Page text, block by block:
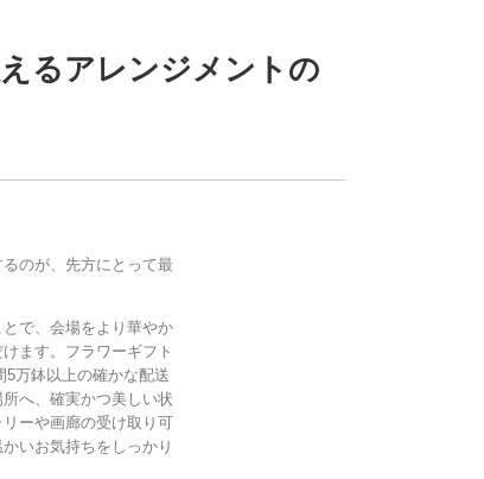
るアレンジメントの
のが、先方にとって最
で、会場をより華やか
ます。フラワーギフト
5万鉢以上の確かな配送
へ、確実かつ美しい状
ーや画廊の受け取り可
いお気持ちをしっかり